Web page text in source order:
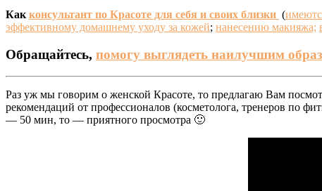
Как консультант по Красоте для себя и своих близки (
эффективному домашнему уходу за кожей; нанесению макияжа;
Обращайтесь, помогу выглядеть наилучшим
Раз уж мы говорим о женской Красоте, то предлагаю Вам
рекомендаций от профессионалов (косметолога, тренеров по
— 50 мин, то — приятного просмотра 🙂